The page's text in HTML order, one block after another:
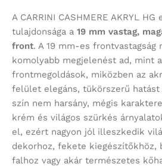
A CARRINI CASHMERE AKRYL
tulajdonsága a 19 mm vastag,
front. A 19 mm-es frontvastagság
komolyabb megjelenést ad, mint
frontmegoldások, miközben az
felület elegáns, tükörszerű hatást
szín nem harsány, mégis
krém és világos szürkés
el, ezért nagyon jól illeszkedik
dekorhoz, fekete kiegészítőkhöz,
falhoz vagy akár természetes